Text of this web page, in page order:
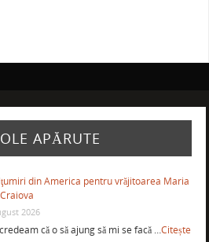
APĂRUTE
din America pentru vrăjitoarea Maria
2026
că o să ajung să mi se facă …Citește